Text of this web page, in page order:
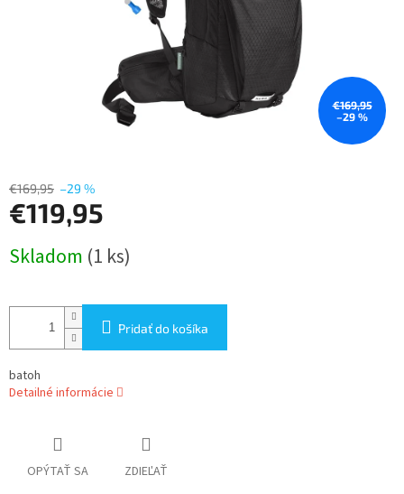
€169,95
–29 %
€169,95 –29 %
€119,95
cena:
Skladom (1 ks)
Pridať do košíka
batoh
Detailné informácie
OPÝTAŤ SA ZDIEĽAŤ